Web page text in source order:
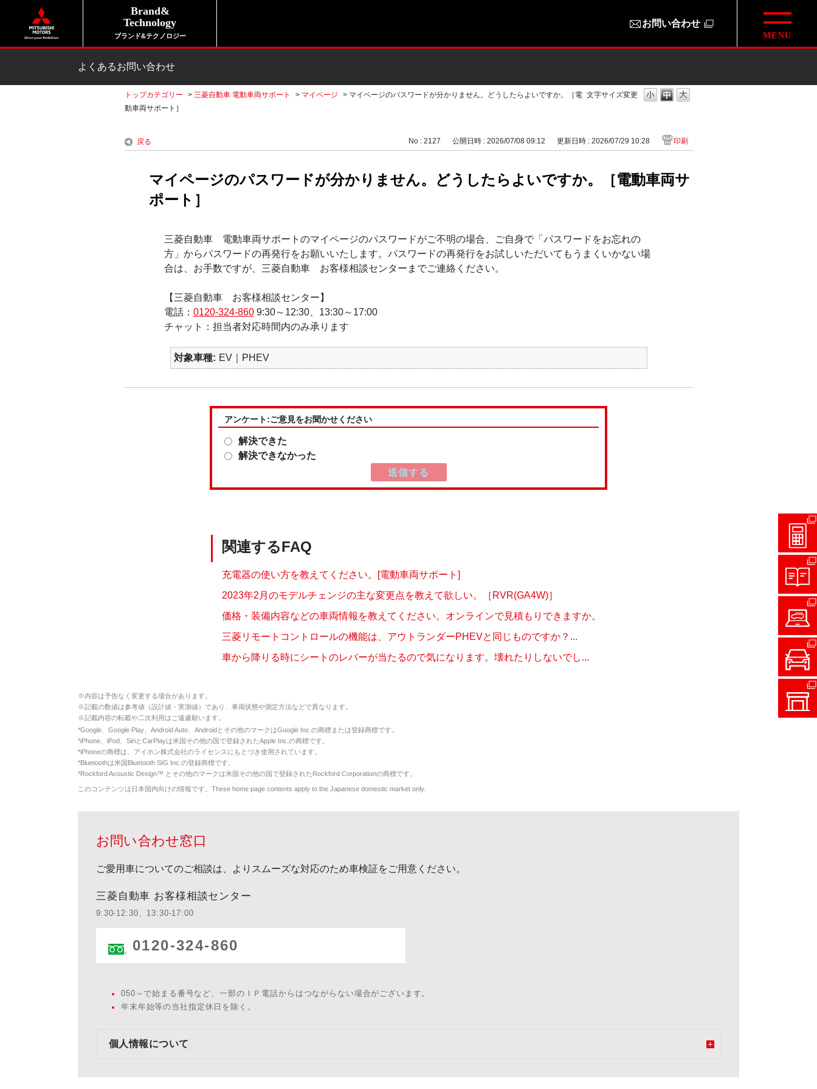
Brand&
Technology
ブランド&テクノロジー
お問い合わせ
よくあるお問い合わせ
文字サイズ変更
トップカテゴリー > 三菱自動車 電動車両サポート > マイページ > マイページのパスワードが分かりません。どうしたらよいですか。［電
動車両サポート］
戻る No : 2127 公開日時 : 2026/07/08 09:12 更新日時 : 2026/07/29 10:28 印刷
マイページのパスワードが分かりません。どうしたらよいですか。［電動車両サ
ポート］
三菱自動車 電動車両サポートのマイページのパスワードがご不明の場合、ご自身で「パスワードをお忘れの
方」からパスワードの再発行をお願いいたします。パスワードの再発行をお試しいただいてもうまくいかない場
合は、お手数ですが、三菱自動車 お客様相談センターまでご連絡ください。
【三菱自動車 お客様相談センター】
電話： 0120-324-8609:30～12:30、13:30～17:00
チャット：担当者対応時間内のみ承ります
対象車種 EV｜PHEV
アンケート:ご意見をお聞かせください
解決できた
解決できなかった
関連するFAQ
充電器の使い方を教えてください。[電動車両サポート]
2023年2月のモデルチェンジの主な変更点を教えて欲しい。［RVR(GA4W)］
価格・装備内容などの車両情報を教えてください。オンラインで見積もりできますか。
三菱リモートコントロールの機能は、アウトランダーPHEVと同じものですか？...
車から降りる時にシートのレバーが当たるので気になります。壊れたりしないでし...
※内容は予告なく変更する場合があります。
※記載の数値は参考値（設計値・実測値）であり、車両状態や測定方法などで異なります。
※記載内容の転載や二次利用はご遠慮願います。
*Google、Google Play、Android Auto、Androidとその他のマークはGoogle Inc.の商標または登録商標です。
*iPhone、iPod、SiriとCarPlayは米国その他の国で登録されたApple Inc.の商標です。
*iPhoneの商標は、アイホン株式会社のライセンスにもとづき使用されています。
*Bluetoothは米国Bluetooth SIG Inc.の登録商標です。
*Rockford Acoustic Design™ とその他のマークは米国その他の国で登録されたRockford Corporationの商標です。
このコンテンツは日本国内向けの情報です。These home page contents apply to the Japanese domestic market only.
お問い合わせ窓口
ご愛用車についてのご相談は、よりスムーズな対応のため車検証をご用意ください。
三菱自動車 お客様相談センター
9:30-12:30、13:30-17:00
0120-324-860
050～で始まる番号など、一部のＩＰ電話からはつながらない場合がございます。
年末年始等の当社指定休日を除く。
個人情報について